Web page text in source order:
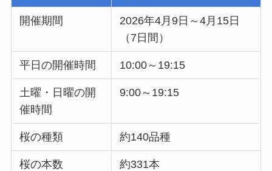
開催期間
2026年4月9日～4月15日
（7日間）
平日の開催時間 10:00～19:15
土曜・日曜の開
催時間
9:00～19:15
桜の種類 約140品種
桜の本数 約331本